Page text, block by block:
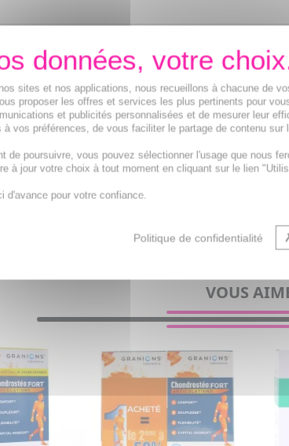
VOUS
sites et nos applications, nous recueillons à chacune de
proposer les offres et services les plus pertinents pour
et publicités personnalisées et de mesurer leur
à vos préférences, de vous faciliter le partage de contenu
de poursuivre, vous pouvez sélectionner l'usage que nous
à jour votre choix à tout moment en cliquant sur le lien
d'avance pour votre confiance.
Politique de confidentialité